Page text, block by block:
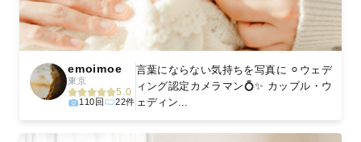
emoimoe
東京
5.0
110回 22件
言葉にならない気持ちを写真に ⚪︎ウェデ
ィング認定カメラマン💍✨ カップル・ウ
ェディン...